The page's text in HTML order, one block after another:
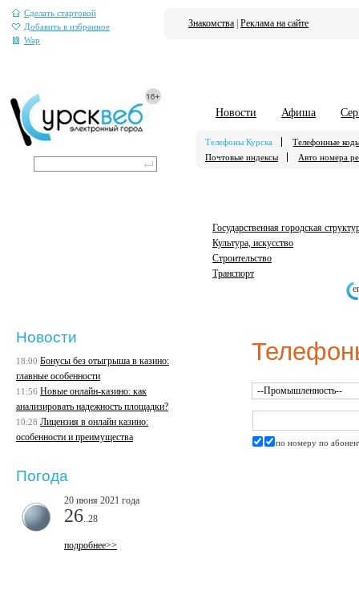
Сделать стартовой
Добавить в избранное
Wap
Знакомства Реклама на сайте
Новости Афиша
Телефоны Курска
Телефонные
Почтовые индексы
Авто номера
Государственная городская
Культура, искусство
Строительство
Транспорт
по номеру по
Новости
18:00 Бонусы без отыгрыша в казино:
главные особенности
11:56 Новые онлайн-казино: как
анализировать надежность площадки?
10:28 Лицензия в онлайн казино:
особенности и преимущества
Погода
20 июня 2021 года
26 ..28
подробнее>>